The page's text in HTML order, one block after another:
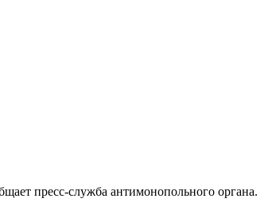
пресс-служба антимонопольного органа.